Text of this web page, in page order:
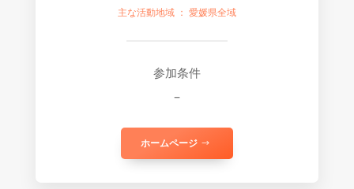
主な活動地域 ： 愛媛県全域
参加条件
–
ホームページ